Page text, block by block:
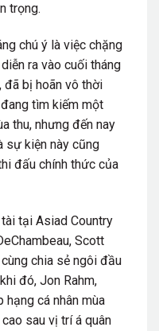
trọng.
chú ý là việc chặng
ra vào cuối tháng
đã bị hoãn vô thời
tìm kiếm một
thu, nhưng đến nay
sự kiện này cũng
đấu chính thức của
tại Asiad Country
Scott
chia sẻ ngôi đầu
đó, Jon Rahm,
cá nhân mùa
sau vị trí á quân